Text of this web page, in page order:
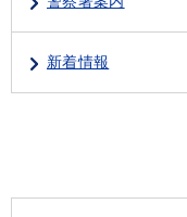
新着情報